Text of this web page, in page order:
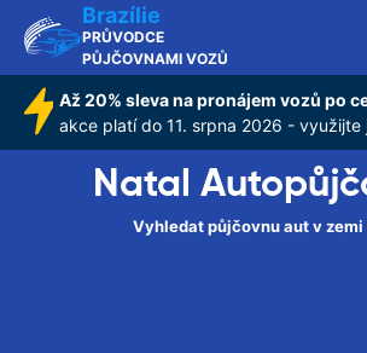
Brazílie
PRŮVODCE
PŮJČOVNAMI VOZŮ
Až 20% sleva na pronájem vozů po
akce platí do 11. srpna 2026 - využijte
Natal
Vyhledat půjčovnu aut v zemi